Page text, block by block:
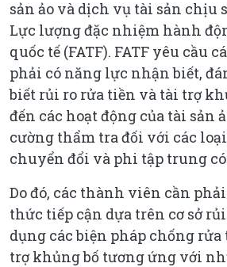
sản ảo và dịch vụ tài sản chịu
Lực lượng đặc nhiệm hành
quốc tế (FATF). FATF yêu cầu
phải có năng lực nhận biết,
biết rủi ro rửa tiền và tài trợ
đến các hoạt động của tài sản
cường thẩm tra đối với các
chuyển đổi và phi tập trung có
Do đó, các thành viên cần
thức tiếp cận dựa trên cơ sở rủi
dụng các biện pháp chống
trợ khủng bố tương ứng với